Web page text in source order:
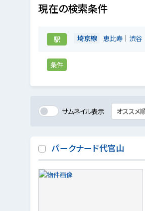
現在の検索条件
駅 埼京線 恵比寿 渋谷
条件
サムネイル表示
パークナード代官山